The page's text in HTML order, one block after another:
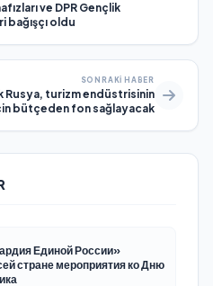
ve DPR Gençlik
oldu
SONRAKI HABER
Rusya, turizm endüstrisinin
bütçeden fon sağlayacak
Единой России»
стране мероприятия ко Дню